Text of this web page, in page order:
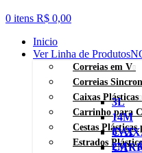
0 itens R$ 0,00
Inicio
Ver Linha de Produtos
Correias em V
3L
3VX
Correias
14M
2M
Caixas Plásticas
Carrinho para
Cestas
Estrados